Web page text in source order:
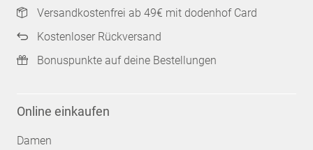
Versandkostenfrei ab 49€ mit dodenhof Card
Kostenloser Rückversand
Bonuspunkte auf deine Bestellungen
Online einkaufen
Damen